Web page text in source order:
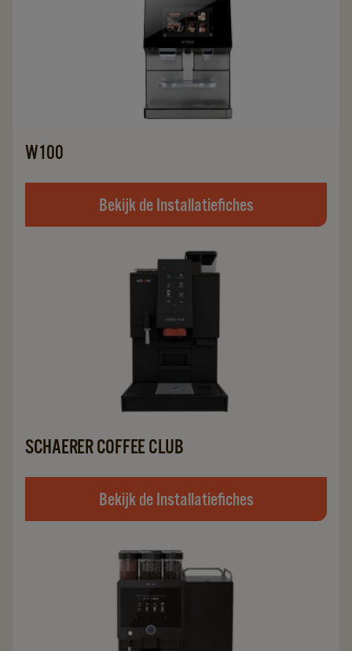
W100
Bekijk de Installatiefiches
SCHAERER COFFEE CLUB
Bekijk de Installatiefiches